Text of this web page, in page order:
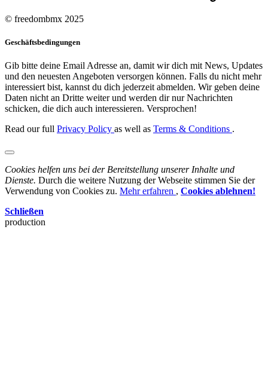
© freedombmx 2025
Geschäftsbedingungen
Gib bitte deine Email Adresse an, damit wir dich mit News, Updates
und den neuesten Angeboten versorgen können. Falls du nicht mehr
interessiert bist, kannst du dich jederzeit abmelden. Wir geben deine
Daten nicht an Dritte weiter und werden dir nur Nachrichten
schicken, die dich auch interessieren. Versprochen!
Read our full Privacy Policy as well as Terms & Conditions .
Cookies helfen uns bei der Bereitstellung unserer Inhalte und
Dienste. Durch die weitere Nutzung der Webseite stimmen Sie der
Verwendung von Cookies zu. Mehr erfahren , Cookies ablehnen!
Schließen
production